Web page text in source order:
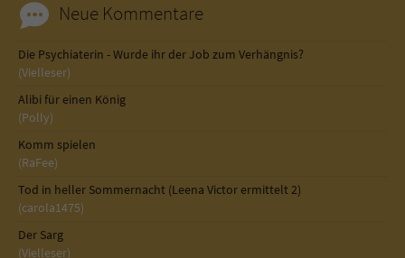
Neue Kommentare
Die Psychiaterin - Wurde ihr der Job zum Verhängnis?
(Vielleser)
Alibi für einen König
(Polly)
Komm spielen
(RaFee)
Tod in heller Sommernacht (Leena Victor ermittelt 2)
(carola1475)
Der Sarg
(Vielleser)